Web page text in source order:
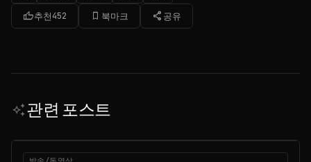
thumb_up추천452 bookmark_border 북마크 share 공유
auto_awesome관련 포스트